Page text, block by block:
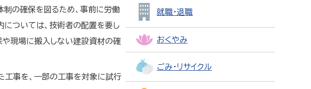
の確保を図るため、事前に労働
ついては、技術者の配置を要し
や現場に搬入しない建設資材の確
工事を、一部の工事を対象に試行
就職・退職
おくやみ
ごみ・リサイクル